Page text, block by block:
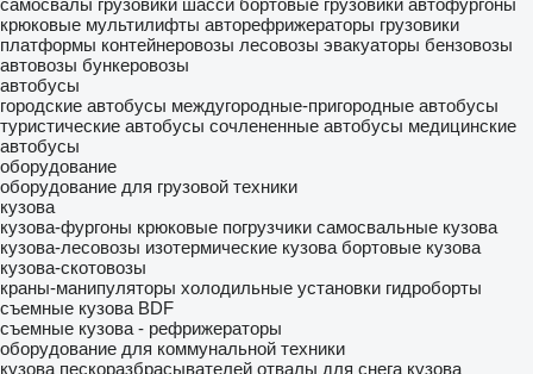
самосвалы грузовики шасси бортовые грузовики автофургоны
крюковые мультилифты авторефрижераторы грузовики
платформы контейнеровозы лесовозы эвакуаторы бензовозы
автовозы бункеровозы
автобусы
городские автобусы междугородные-пригородные автобусы
туристические автобусы сочлененные автобусы медицинские
автобусы
оборудование
оборудование для грузовой техники
кузова
кузова-фургоны крюковые погрузчики самосвальные кузова
кузова-лесовозы изотермические кузова бортовые кузова
кузова-скотовозы
краны-манипуляторы холодильные установки гидроборты
съемные кузова BDF
съемные кузова - рефрижераторы
оборудование для коммунальной техники
кузова пескоразбрасывателей отвалы для снега кузова